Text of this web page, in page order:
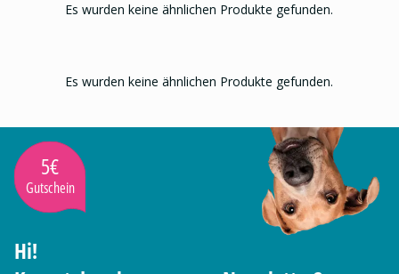
Es wurden keine ähnlichen Produkte gefunden.
Es wurden keine ähnlichen Produkte gefunden.
5€
Gutschein
Hi!